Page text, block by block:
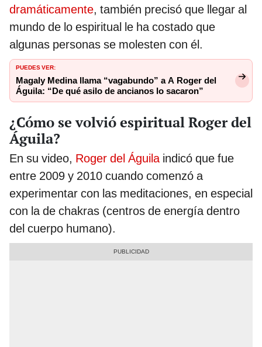
dramáticamente, también precisó que llegar al
mundo de lo espiritual le ha costado que
algunas personas se molesten con él.
PUEDES VER:
Magaly Medina llama “vagabundo” a A Roger del
Águila: “De qué asilo de ancianos lo sacaron”
¿Cómo se volvió espiritual Roger del
Águila?
En su video, Roger del Águilaindicó que fue
entre 2009 y 2010 cuando comenzó a
experimentar con las meditaciones, en especial
con la de chakras (centros de energía dentro
del cuerpo humano).